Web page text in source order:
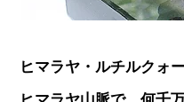
ヒマラヤ・ルチルクォ